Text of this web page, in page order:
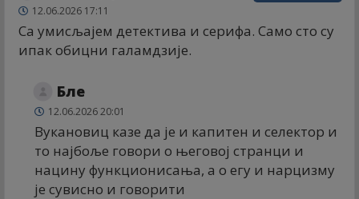
12.06.2026 17:11
Са умисљајем детектива и серифа. Само сто су
ипак обицни галамдзије.
Бле
12.06.2026 20:01
Вукановиц казе да је и капитен и селектор и
то најбоље говори о његовој странци и
нацину функционисања, а о егу и нарцизму
је сувисно и говорити